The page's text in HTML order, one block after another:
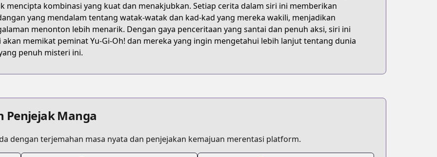
gi-oh-ocg-stories
www.cdjapan.co.jp/searchuni?fq.category=UD:14&q=遊☆戯☆王
mencipta kombinasi yang kuat dan menakjubkan. Setiap cerita dalam siri ini memberikan
yang mendalam tentang watak-watak dan kad-kad yang mereka wakili, menjadikan
menonton lebih menarik. Dengan gaya penceritaan yang santai dan penuh aksi, siri ini
akan memikat peminat Yu-Gi-Oh! dan mereka yang ingin mengetahui lebih lanjut tentang dunia
penuh misteri ini.
Penjejak Manga
dengan terjemahan masa nyata dan penjejakan kemajuan merentasi platform.